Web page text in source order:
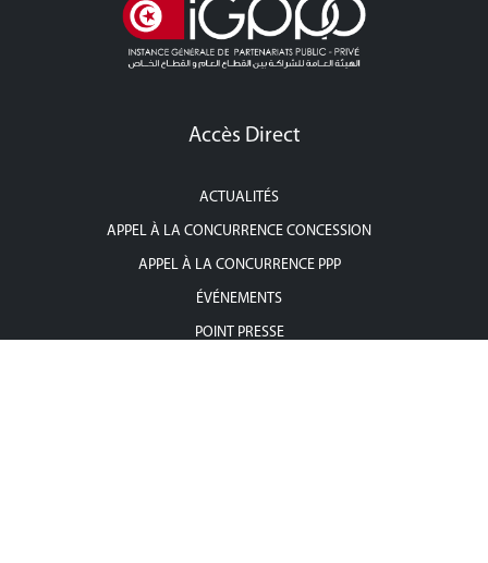
Accès Direct
ACTUALITÉS
APPEL À LA CONCURRENCE CONCESSION
APPEL À LA CONCURRENCE PPP
ÉVÉNEMENTS
POINT PRESSE